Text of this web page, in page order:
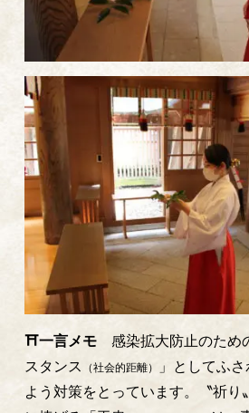
⛩一言メモ感染拡大防止のため
スタンス
（社会的距離）
」としてふ
よう対策をとっています。〝祈り